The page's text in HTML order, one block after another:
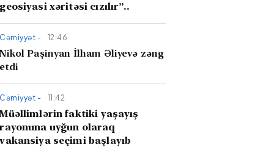
geosiyasi xəritəsi cızılır”..
Cəmiyyət - 12:46
Nikol Paşinyan İlham Əliyevə zəng
etdi
Cəmiyyət - 11:42
Müəllimlərin faktiki yaşayış
rayonuna uyğun olaraq
vakansiya seçimi başlayıb